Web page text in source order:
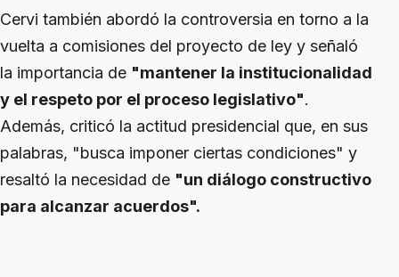
Cervi también abordó la controversia en torno a la
vuelta a comisiones del proyecto de ley y señaló
la importancia de "mantener la institucionalidad
y el respeto por el proceso legislativo".
Además, criticó la actitud presidencial que, en sus
palabras, "busca imponer ciertas condiciones" y
resaltó la necesidad de "un diálogo constructivo
para alcanzar acuerdos".